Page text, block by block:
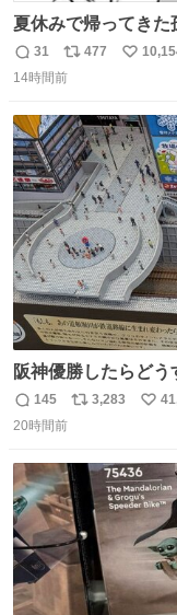
夏休みで帰ってき
コマ漫画 #Web漫画
返
信
31
リ
ポ
ト
数
477
い
数
14時間前
阪神優勝したらど
返
信
145
リ
ト
数
3,283
い
数
20時間前